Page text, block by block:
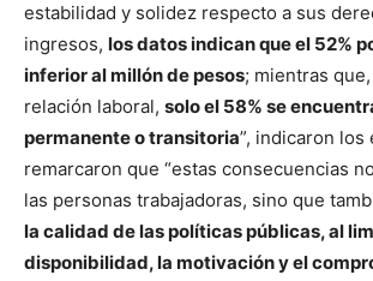
estabilidad y solidez respecto a sus
ingresos, los datos indican que el 52%
inferior al millón de pesos; mientras
relación laboral, solo el 58% se
permanente o transitoria”, indicaron
remarcaron que “estas consecuencias
las personas trabajadoras, sino que
la calidad de las políticas públicas, al
disponibilidad, la motivación y el